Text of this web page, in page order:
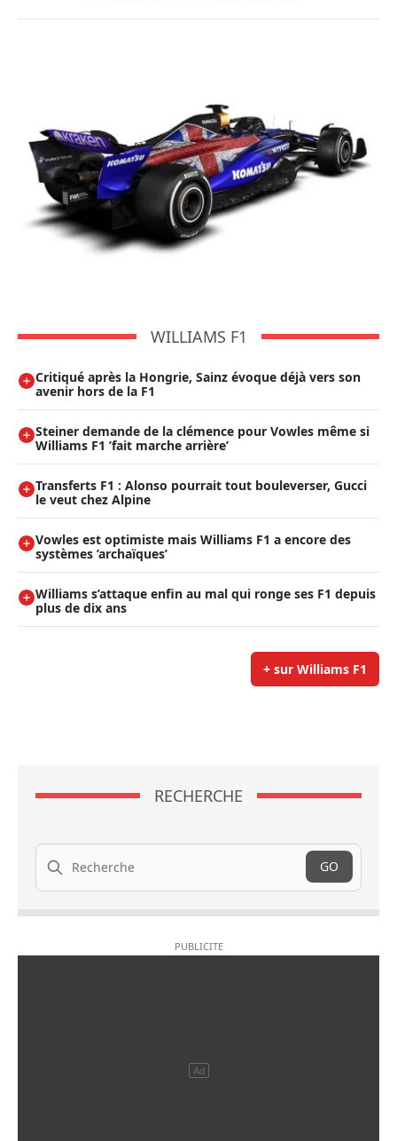
WILLIAMS F1
Critiqué après la Hongrie, Sainz évoque déjà vers son
avenir hors de la F1
Steiner demande de la clémence pour Vowles même si
Williams F1 ’fait marche arrière’
Transferts F1 : Alonso pourrait tout bouleverser, Gucci
le veut chez Alpine
Vowles est optimiste mais Williams F1 a encore des
systèmes ’archaïques’
Williams s’attaque enfin au mal qui ronge ses F1 depuis
plus de dix ans
+ sur Williams F1
RECHERCHE
Recherche
GO